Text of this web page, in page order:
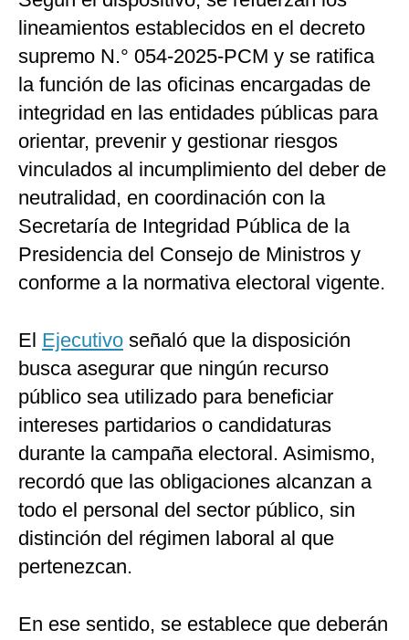
lineamientos establecidos en el decreto
supremo N.° 054-2025-PCM y se ratifica
la función de las oficinas encargadas de
integridad en las entidades públicas para
orientar, prevenir y gestionar riesgos
vinculados al incumplimiento del deber de
neutralidad, en coordinación con la
Secretaría de Integridad Pública de la
Presidencia del Consejo de Ministros y
conforme a la normativa electoral vigente.
El Ejecutivo señaló que la disposición
busca asegurar que ningún recurso
público sea utilizado para beneficiar
intereses partidarios o candidaturas
durante la campaña electoral. Asimismo,
recordó que las obligaciones alcanzan a
todo el personal del sector público, sin
distinción del régimen laboral al que
pertenezcan.
En ese sentido, se establece que deberán